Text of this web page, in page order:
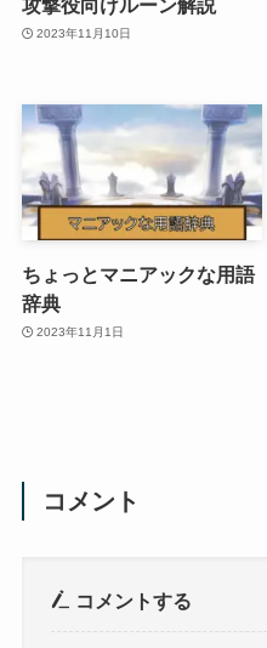
2023年11月10日
ちょっとマニアックな用語
辞典
2023年11月1日
コメント
コメントする